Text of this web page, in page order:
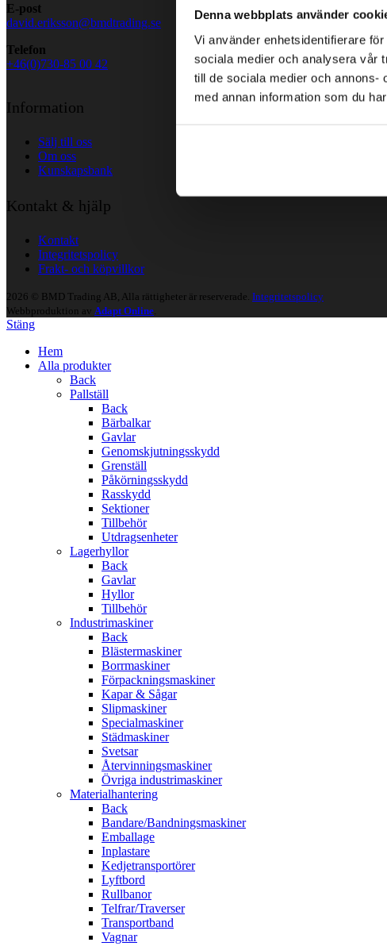
Denna webbplats använder
Vi använder enhetsidentifierare
sociala medier och analysera vår
till de sociala medier och annons-
med annan information som du
E-post
david.eriksson@bmdtrading.se
Telefon
+46(0)730-85 00 42
Information
Sälj till oss
Om oss
Kunskapsbank
Kontakt & hjälp
Kontakt
Integritetspolicy
Frakt- och köpvillkor
2026 © BMD Trading AB, Alla rättigheter är reserverade. Integritetspolicy
Webbproduktion av Adapt Online
Stäng
Hem
Alla produkter
Back
Pallställ
Back
Bärbalkar
Gavlar
Genomskjutningsskydd
Grenställ
Påkörningsskydd
Rasskydd
Sektioner
Tillbehör
Utdragsenheter
Lagerhyllor
Back
Gavlar
Hyllor
Tillbehör
Industrimaskiner
Back
Blästermaskiner
Borrmaskiner
Förpackningsmaskiner
Kapar & Sågar
Slipmaskiner
Specialmaskiner
Städmaskiner
Svetsar
Återvinningsmaskiner
Övriga industrimaskiner
Materialhantering
Back
Bandare/Bandningsmaskiner
Emballage
Inplastare
Kedjetransportörer
Lyftbord
Rullbanor
Telfrar/Traverser
Transportband
Vagnar